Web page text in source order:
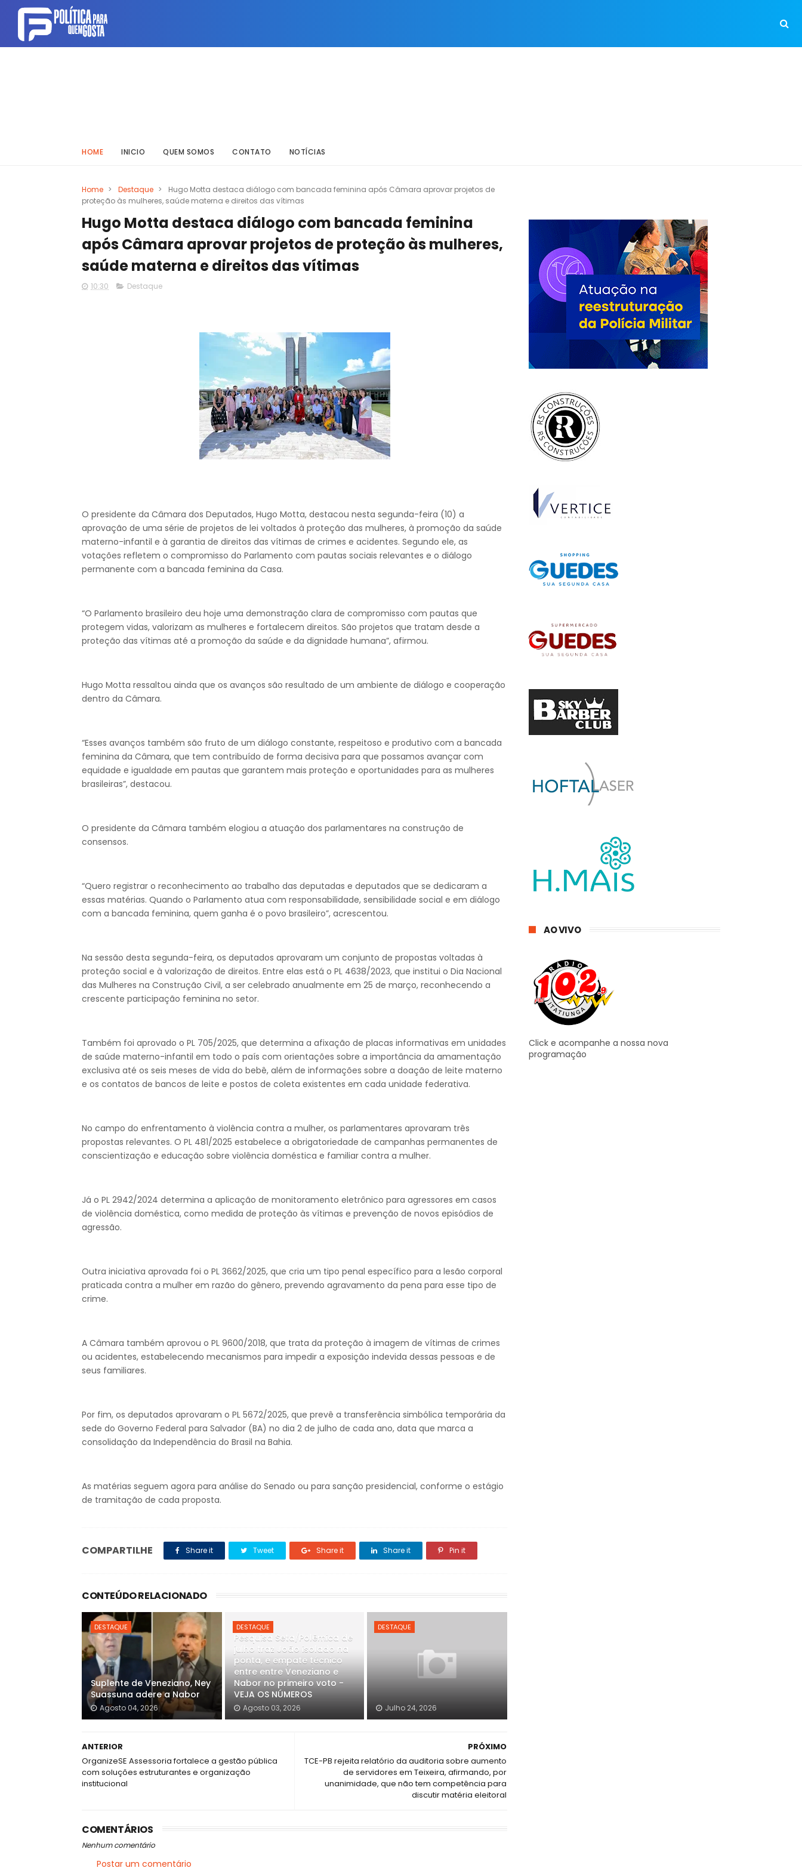
HOME INICIO QUEM SOMOS CONTATO NOTÍCIAS
Home > Destaque >
Hugo Motta destaca diálogo com bancada feminina após Câmara aprovar projetos de
proteção às mulheres, saúde materna e direitos das vítimas
Hugo Motta destaca diálogo com bancada feminina
após Câmara aprovar projetos de proteção às mulheres,
saúde materna e direitos das vítimas
10:30 Destaque
O presidente da Câmara dos Deputados, Hugo Motta, destacou nesta segunda-feira (10) a
aprovação de uma série de projetos de lei voltados à proteção das mulheres, à promoção da saúde
materno-infantil e à garantia de direitos das vítimas de crimes e acidentes. Segundo ele, as
votações refletem o compromisso do Parlamento com pautas sociais relevantes e o diálogo
permanente com a bancada feminina da Casa.
“O Parlamento brasileiro deu hoje uma demonstração clara de compromisso com pautas que
protegem vidas, valorizam as mulheres e fortalecem direitos. São projetos que tratam desde a
proteção das vítimas até a promoção da saúde e da dignidade humana”, afirmou.
Hugo Motta ressaltou ainda que os avanços são resultado de um ambiente de diálogo e cooperação
dentro da Câmara.
“Esses avanços também são fruto de um diálogo constante, respeitoso e produtivo com a bancada
feminina da Câmara, que tem contribuído de forma decisiva para que possamos avançar com
equidade e igualdade em pautas que garantem mais proteção e oportunidades para as mulheres
brasileiras”, destacou.
O presidente da Câmara também elogiou a atuação dos parlamentares na construção de
consensos.
“Quero registrar o reconhecimento ao trabalho das deputadas e deputados que se dedicaram a
essas matérias. Quando o Parlamento atua com responsabilidade, sensibilidade social e em diálogo
com a bancada feminina, quem ganha é o povo brasileiro”, acrescentou.
Na sessão desta segunda-feira, os deputados aprovaram um conjunto de propostas voltadas à
proteção social e à valorização de direitos. Entre elas está o PL 4638/2023, que institui o Dia Nacional
das Mulheres na Construção Civil, a ser celebrado anualmente em 25 de março, reconhecendo a
crescente participação feminina no setor.
Também foi aprovado o PL 705/2025, que determina a afixação de placas informativas em unidades
de saúde materno-infantil em todo o país com orientações sobre a importância da amamentação
exclusiva até os seis meses de vida do bebê, além de informações sobre a doação de leite materno
e os contatos de bancos de leite e postos de coleta existentes em cada unidade federativa.
No campo do enfrentamento à violência contra a mulher, os parlamentares aprovaram três
propostas relevantes. O PL 481/2025 estabelece a obrigatoriedade de campanhas permanentes de
conscientização e educação sobre violência doméstica e familiar contra a mulher.
Já o PL 2942/2024 determina a aplicação de monitoramento eletrônico para agressores em casos
de violência doméstica, como medida de proteção às vítimas e prevenção de novos episódios de
agressão.
Outra iniciativa aprovada foi o PL 3662/2025, que cria um tipo penal específico para a lesão corporal
praticada contra a mulher em razão do gênero, prevendo agravamento da pena para esse tipo de
crime.
A Câmara também aprovou o PL 9600/2018, que trata da proteção à imagem de vítimas de crimes
ou acidentes, estabelecendo mecanismos para impedir a exposição indevida dessas pessoas e de
seus familiares.
Por fim, os deputados aprovaram o PL 5672/2025, que prevê a transferência simbólica temporária da
sede do Governo Federal para Salvador (BA) no dia 2 de julho de cada ano, data que marca a
consolidação da Independência do Brasil na Bahia.
As matérias seguem agora para análise do Senado ou para sanção presidencial, conforme o estágio
de tramitação de cada proposta.
COMPARTILHE Share it Tweet Share it Share it Pin it
CONTEÚDO RELACIONADO
DESTAQUE
Suplente de Veneziano, Ney
Suassuna adere a Nabor
Agosto 04, 2026
DESTAQUE
Pesquisa Seta/Polêmica de
julho traz João isolado na
ponta, e empate técnico
entre entre Veneziano e
Nabor no primeiro voto -
VEJA OS NÚMEROS
Agosto 03, 2026
DESTAQUE
Julho 24, 2026
PRÓXIMO
TCE-PB rejeita relatório da auditoria sobre aumento
de servidores em Teixeira, afirmando, por
unanimidade, que não tem competência para
discutir matéria eleitoral
ANTERIOR
OrganizeSE Assessoria fortalece a gestão pública
com soluções estruturantes e organização
institucional
COMENTÁRIOS
Nenhum comentário
Postar um comentário
AO VIVO
Click e acompanhe a nossa nova
programação